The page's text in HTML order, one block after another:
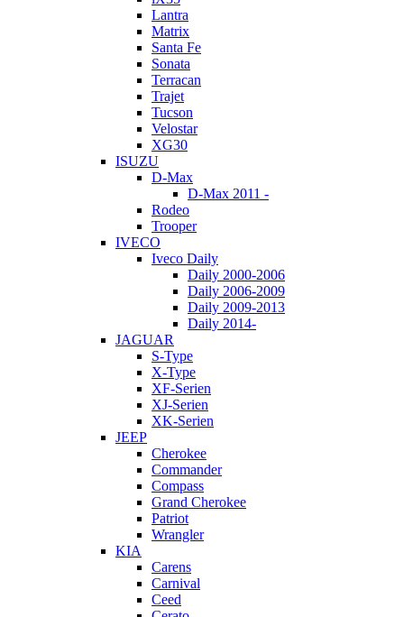
Lantra
Matrix
Santa Fe
Sonata
Terracan
Trajet
Tucson
Velostar
XG30
ISUZU
D-Max
D-Max 2011 -
Rodeo
Trooper
IVECO
Iveco Daily
Daily 2000-2006
Daily 2006-2009
Daily 2009-2013
Daily 2014-
JAGUAR
S-Type
X-Type
XF-Serien
XJ-Serien
XK-Serien
JEEP
Cherokee
Commander
Compass
Grand Cherokee
Patriot
Wrangler
KIA
Carens
Carnival
Ceed